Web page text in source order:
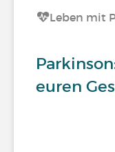
Leben mit
euren